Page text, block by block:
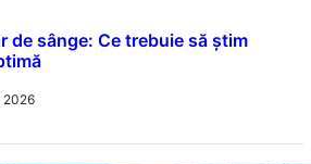
de sânge: Ce trebuie să știm
2026